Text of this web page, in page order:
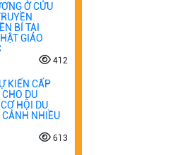
Ở CỬU
BÍ TẠI
GIÁO
412
KIẾN CẤP
DU
HỘI DU
NHIỀU
613